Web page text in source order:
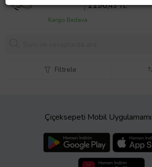
1196,43 TL
Kargo Bedava
Filtrele
Çiçeksepeti Mobil